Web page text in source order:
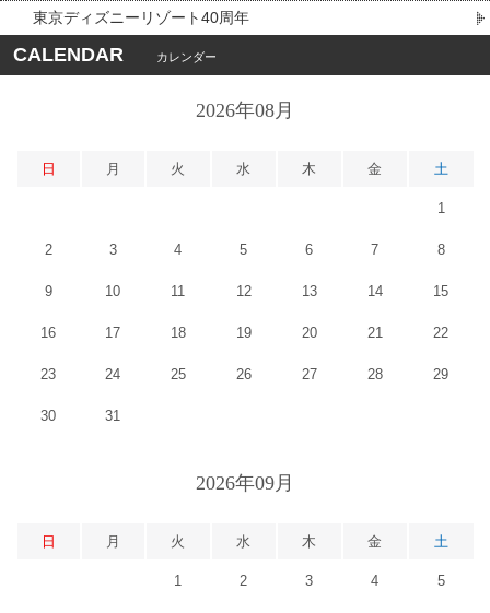
東京ディズニーリゾート40周年
CALENDAR カレンダー
2026年08月
日 月 火 水 木 金 土
1
2 3 4 5 6 7 8
9 10 11 12 13 14 15
16 17 18 19 20 21 22
23 24 25 26 27 28 29
30 31
2026年09月
日 月 火 水 木 金 土
1 2 3 4 5